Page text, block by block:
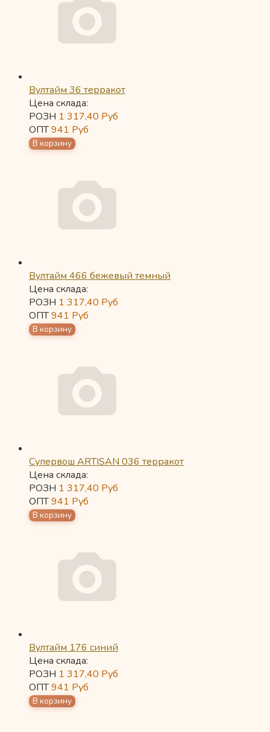
Вултайм 36 терракот
Цена склада:
РОЗН 1 317,40 Руб
ОПТ941 Руб
Вултайм 466 бежевый темный
Цена склада:
РОЗН 1 317,40 Руб
ОПТ941 Руб
Супервош ARTISAN 036 терракот
Цена склада:
РОЗН 1 317,40 Руб
ОПТ941 Руб
Вултайм 176 синий
Цена склада:
РОЗН 1 317,40 Руб
ОПТ941 Руб